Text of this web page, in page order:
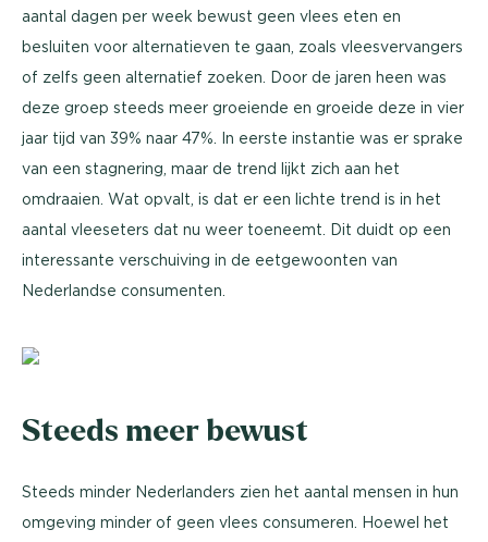
aantal dagen per week bewust geen vlees eten en
besluiten voor alternatieven te gaan, zoals vleesvervangers
of zelfs geen alternatief zoeken. Door de jaren heen was
deze groep steeds meer groeiende en groeide deze in vier
jaar tijd van 39% naar 47%. In eerste instantie was er sprake
van een stagnering, maar de trend lijkt zich aan het
omdraaien. Wat opvalt, is dat er een lichte trend is in het
aantal vleeseters dat nu weer toeneemt. Dit duidt op een
interessante verschuiving in de eetgewoonten van
Nederlandse consumenten.
Steeds meer bewust
Steeds minder Nederlanders zien het aantal mensen in hun
omgeving minder of geen vlees consumeren. Hoewel het